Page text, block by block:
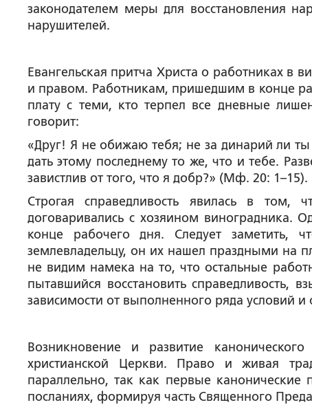
законодателем меры для восстановления
нарушителей.
Евангельская притча Христа о работниках в
и правом. Работникам, пришедшим в конце
плату с теми, кто терпел все дневные
говорит:
«Друг! Я не обижаю тебя; не за динарий ли
дать этому последнему то же, что и тебе.
завистлив от того, что я добр?» (Мф. 20: 1–15).
Строгая справедливость явилась в том,
договаривались с хозяином виноградника.
конце рабочего дня. Следует
землевладельцу, он их нашел праздными на
не видим намека на то, что остальные
пытавшийся восстановить справедливость,
зависимости от выполненного ряда условий и
Возникновение и развитие
христианской Церкви. Право и живая
параллельно, так как первые канонические
посланиях, формируя часть Священного